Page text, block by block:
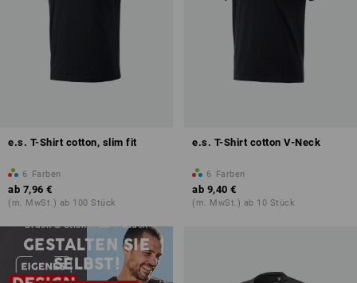
e.s. T-Shirt cotton, slim fit
6 Farben
ab 7,96 €
(m. MwSt.) ab 100 Stück
e.s. T-Shirt cotton V-Neck
6 Farben
ab 9,40 €
(m. MwSt.) ab 10 Stück
Druck & Stick – ab 1 Stück
GESTALTEN SIE
SELBST!